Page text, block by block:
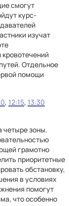
смогут
курс-
изучат
Отдельное
помощи
, 12:15, 13:30
четыре зоны.
грамотно
приоритетные
обстановку,
в условиях
помогут
что особенно